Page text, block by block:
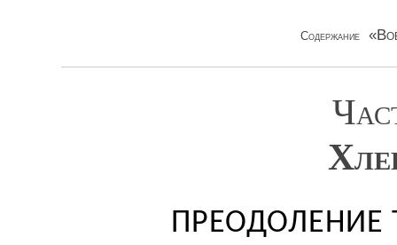
Содержание
ПРЕОДОЛЕНИЕ